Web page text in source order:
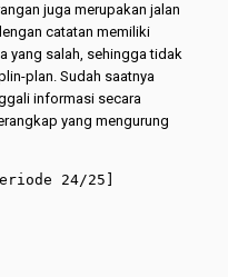
juga merupakan jalan
catatan memiliki
yang salah, sehingga tidak
plan. Sudah saatnya
informasi secara
yang mengurung
24/25]